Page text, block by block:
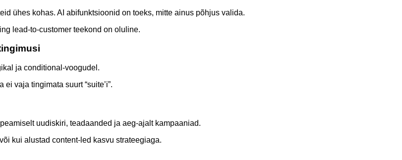
ühes kohas. AI abifunktsioonid on toeks, mitte ainus põhjus valida.
lead-to-customer teekond on oluline.
ja conditional-voogudel.
vaja tingimata suurt “suite’i”.
uudiskiri, teadaanded ja aeg-ajalt kampaaniad.
kui alustad content-led kasvu strateegiaga.